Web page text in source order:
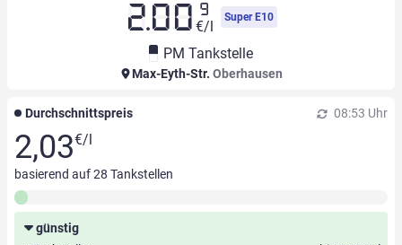
2.00 9
€/l
Super E10
PM Tankstelle
Max-Eyth-Str. Oberhausen
Durchschnittspreis 08:53 Uhr
2,03€/l
basierend auf28 Tankstellen
günstig